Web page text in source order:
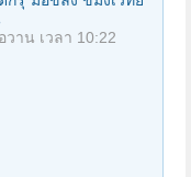
วาน เวลา 10:22